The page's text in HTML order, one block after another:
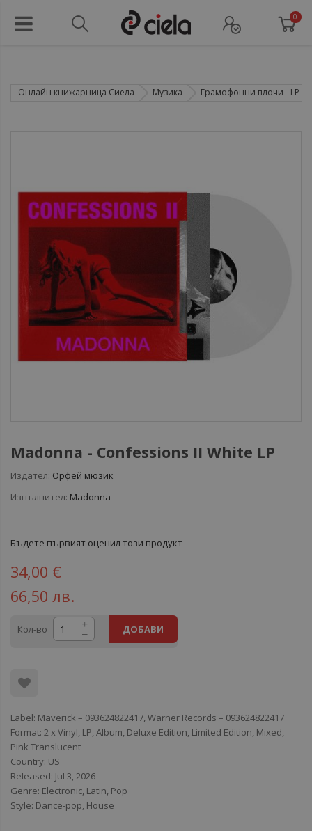
0
Онлайн книжарница Сиела Музика Грамофонни плочи - LP
Madonna - Confessions II White LP
Издател: Орфей мюзик
Изпълнител: Madonna
Бъдете първият оценил този продукт
34,00 €
66,50 лв.
Кол-во ДОБАВИ
Label: Maverick – 093624822417, Warner Records – 093624822417
Format: 2 x Vinyl, LP, Album, Deluxe Edition, Limited Edition, Mixed,
Pink Translucent
Country: US
Released: Jul 3, 2026
Genre: Electronic, Latin, Pop
Style: Dance-pop, House